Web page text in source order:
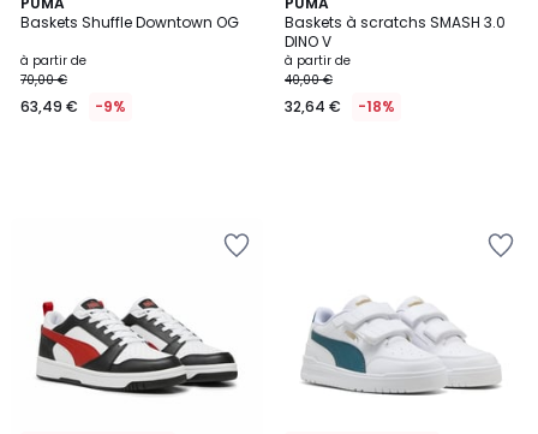
Baskets Shuffle Downtown OG
à partir de
70,00 €
63,49 € -9%
Baskets à scratchs SMASH 3.0
DINO V
à partir de
40,00 €
32,64 € -18%